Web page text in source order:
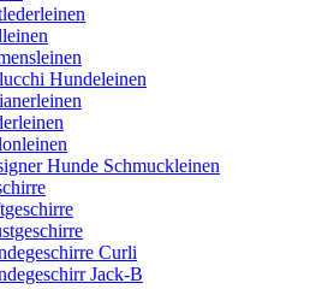
Hundeleinen
Hunde Schmuckleinen
Curli
Jack-B